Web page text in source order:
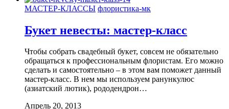
МАСТЕР-КЛАССЫ флористика-мк
Букет невесты: мастер-класс
Чтобы собрать свадебный букет, совсем не обязательно
обращаться к профессиональным флористам. Его можно
сделать и самостоятельно – в этом вам поможет данный
мастер-класс. В нем мы используем ранункулюс
(азиатский лютик), рододендрон…
Апрель 20, 2013